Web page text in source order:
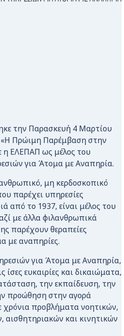
την Παρασκευή 4 Μαρτίου
«Η Πρώιμη Παρέμβαση στην
η ΕΛΕΠΑΠ ως μέλος του
για Άτομα με Αναπηρία.
μη κερδοσκοπικό
παρέχει υπηρεσίες
από το 1937, είναι μέλος του
με άλλα φιλανθρωπικά
παρέχουν θεραπείες
με αναπηρίες.
για Άτομα με Αναπηρία,
ίσες ευκαιρίες και δικαιώματα,
την εκπαίδευση, την
προώθηση στην αγορά
προβλήματα νοητικών,
και κινητικών